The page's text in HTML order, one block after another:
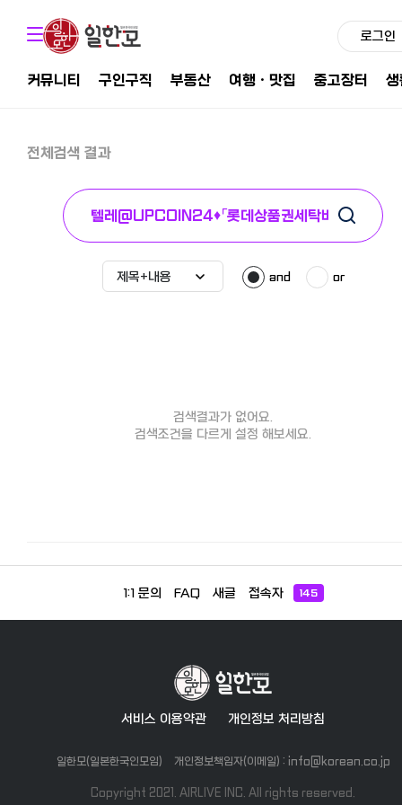
로그인
커뮤니티 구인구직 부동산 여행ㆍ맛집 중고장터
전체검색 결과
and or
검색결과가 없어요.
검색조건을 다르게 설정 해보세요.
1:1 문의 FAQ 새글 접속자 145
서비스 이용약관 개인정보 처리방침
일한모(일본한국인모임) 개인정보책임자(이메일) : info@korean.co.jp
Copyright 2021. AIRLIVE INC. All rights reserved.